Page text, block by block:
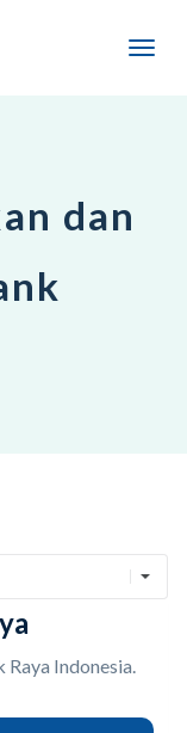
dan
Raya Indonesia.